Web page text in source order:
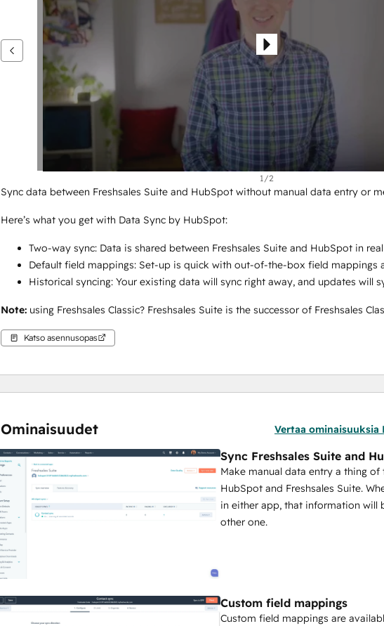
1/2
Sync data between Freshsales Suite and HubSpot without manual data entry or
Here’s what you get with Data Sync by HubSpot:
Two-way sync: Data is shared between Freshsales Suite and HubSpot in
Default field mappings: Set-up is quick with out-of-the-box field mappings
Historical syncing: Your existing data will sync right away, and updates will
Note: using Freshsales Classic? Freshsales Suite is the successor of Freshsales
Katso asennusopas
Ominaisuudet Vertaa ominaisuuksia
Sync Freshsales Suite and
Make manual data entry a thing
HubSpot and Freshsales Suite.
in either app, that information will
other one.
Custom field mappings
Custom field mappings are